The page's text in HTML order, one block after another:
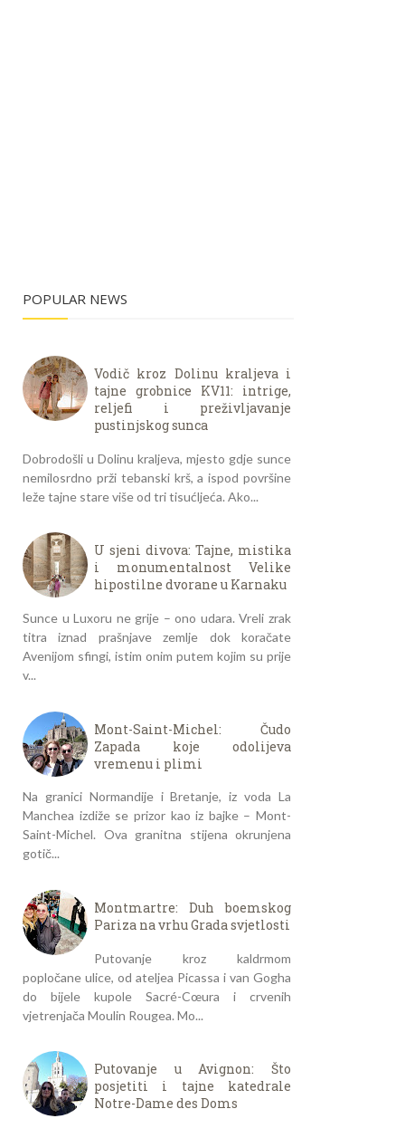
POPULAR NEWS
Vodič kroz Dolinu kraljeva i
tajne grobnice KV11: intrige,
reljefi i preživljavanje
pustinjskog sunca
Dobrodošli u Dolinu kraljeva, mjesto gdje sunce
nemilosrdno prži tebanski krš, a ispod površine
leže tajne stare više od tri tisućljeća. Ako...
U sjeni divova: Tajne, mistika
i monumentalnost Velike
hipostilne dvorane u Karnaku
Sunce u Luxoru ne grije – ono udara. Vreli zrak
titra iznad prašnjave zemlje dok koračate
Avenijom sfingi, istim onim putem kojim su prije
v...
Mont-Saint-Michel: Čudo
Zapada koje odolijeva
vremenu i plimi
Na granici Normandije i Bretanje, iz voda La
Manchea izdiže se prizor kao iz bajke – Mont-
Saint-Michel. Ova granitna stijena okrunjena
gotič...
Montmartre: Duh boemskog
Pariza na vrhu Grada svjetlosti
Putovanje kroz kaldrmom
popločane ulice, od ateljea Picassa i van Gogha
do bijele kupole Sacré-Cœura i crvenih
vjetrenjača Moulin Rougea. Mo...
Putovanje u Avignon: Što
posjetiti i tajne katedrale
Notre-Dame des Doms